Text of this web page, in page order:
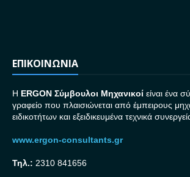
ΕΠΙΚΟΙΝΩΝΙΑ
H ERGON Σύμβουλοι Μηχανικοί είναι ένα
γραφείο που πλαισιώνεται από έμπειρους
ειδικοτήτων και εξειδικευμένα τεχνικά
www.ergon-consultants.gr
Τηλ.: 2310 841656